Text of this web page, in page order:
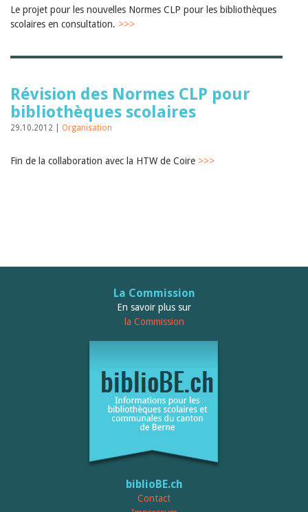
2017
2016
2013
Le projet pour les nouvelles Normes CLP pour les bibliothèques
scolaires en consultation. >>>
Révision des Normes CLP pour
bibliothèques scolaires
29.10.2012 | Organisation
Fin de la collaboration avec la HTW de Coire >>>
La Commission
En savoir plus sur
la Commission
biblioBE.ch
Contact